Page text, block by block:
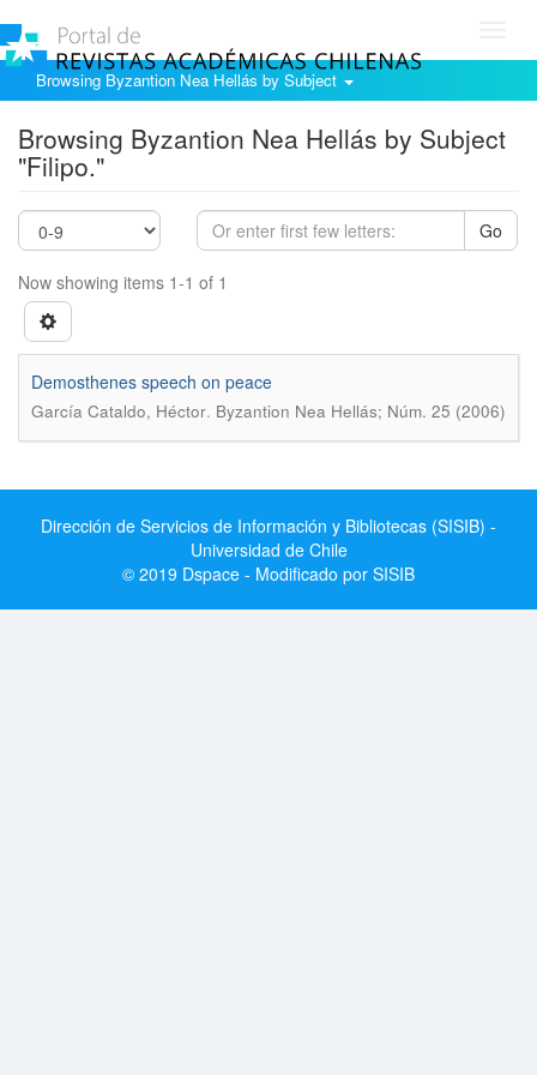
Browsing Byzantion Nea Hellás by Subject
Browsing Byzantion Nea Hellás by Subject
"Filipo."
Go
Now showing items 1-1 of 1
Demosthenes speech on peace
García Cataldo, Héctor. Byzantion Nea Hellás; Núm. 25 (2006)
Dirección de Servicios de Información y Bibliotecas (SISIB) -
Universidad de Chile
© 2019 Dspace - Modificado por SISIB